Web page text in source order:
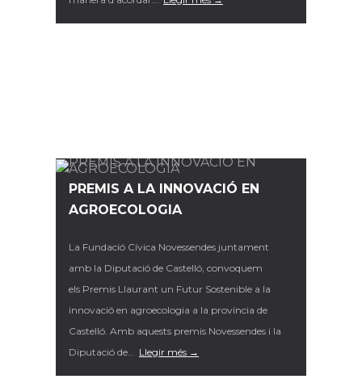
PREMIS A LA INNOVACIÓ EN
AGROECOLOGIA
La Fundació Cívica Novessendes juntament
amb la Diputació de Castelló, convoquem
els Premis Llaurant un Futur Sostenible a la
innovació en agroecologia a la província de
Castelló. Amb aquests premis Novessendes i la
Diputació de...
Llegir més →